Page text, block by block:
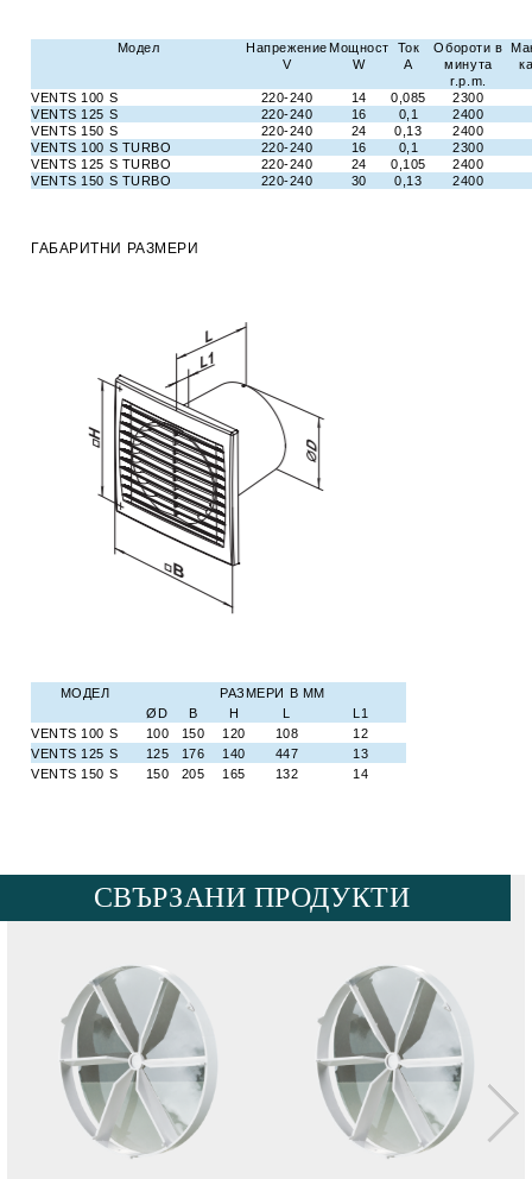
Модел
Напрежение
V
Мощност
W
Ток
A
Обороти в
минута
r.p.m.
VENTS 100 S 220-240 14 0,085
2300
VENTS 125 S
220-240 16 0,1
2400
VENTS 150 S
220-240 24 0,13
2400
VENTS 100 S TURBO
220-240 16 0,1
2300
VENTS 125 S TURBO
220-240 24 0,105
2400
VENTS 150 S TURBO
220-240 30 0,13 2400
ГАБАРИТНИ РАЗМЕРИ
МОДЕЛ
РАЗМЕРИ В ММ
Ø D B H L
L1
VENTS 100 S 100 150 120 108
12
VENTS 125 S 125 176 140 447
13
VENTS 150 S 150 205 165 132 14
СВЪРЗАНИ ПРОДУКТИ